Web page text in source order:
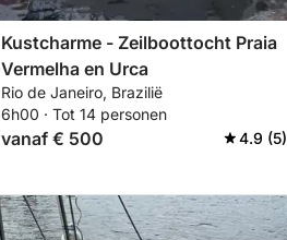
Kustcharme - Zeilboottocht Praia
Vermelha en Urca
Rio de Janeiro, Brazilië
6h00 · Tot 14 personen
vanaf € 500 4.9 (5)